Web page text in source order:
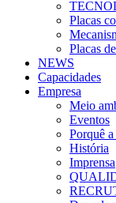
Placas
Placas
NEWS
Capacidades
Empresa
Meio
Eventos
Porquê
História
Imprensa